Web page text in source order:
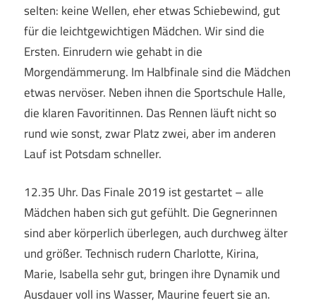
selten: keine Wellen, eher etwas Schiebewind, gut
für die leichtgewichtigen Mädchen. Wir sind die
Ersten. Einrudern wie gehabt in die
Morgendämmerung. Im Halbfinale sind die Mädchen
etwas nervöser. Neben ihnen die Sportschule Halle,
die klaren Favoritinnen. Das Rennen läuft nicht so
rund wie sonst, zwar Platz zwei, aber im anderen
Lauf ist Potsdam schneller.
12.35 Uhr. Das Finale 2019 ist gestartet – alle
Mädchen haben sich gut gefühlt. Die Gegnerinnen
sind aber körperlich überlegen, auch durchweg älter
und größer. Technisch rudern Charlotte, Kirina,
Marie, Isabella sehr gut, bringen ihre Dynamik und
Ausdauer voll ins Wasser, Maurine feuert sie an.